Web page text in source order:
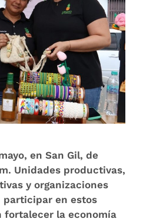
en San Gil, de
Unidades productivas,
y organizaciones
en estos
fortalecer la economía